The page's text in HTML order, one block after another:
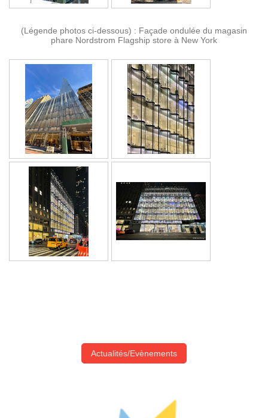
(Légende photos ci-dessous) : Façade ondulée du magasin
phare Nordstrom Flagship store à New York
Actualités/Evènements